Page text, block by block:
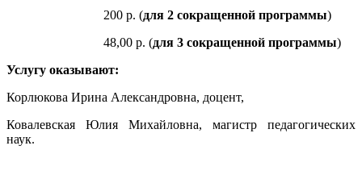
200 р. (для 2 сокращенной программы)
48,00 р. (для 3 сокращенной программы)
Услугу оказывают:
Корлюкова Ирина Александровна, доцент,
Ковалевская Юлия Михайловна, магистр педагогических
наук.